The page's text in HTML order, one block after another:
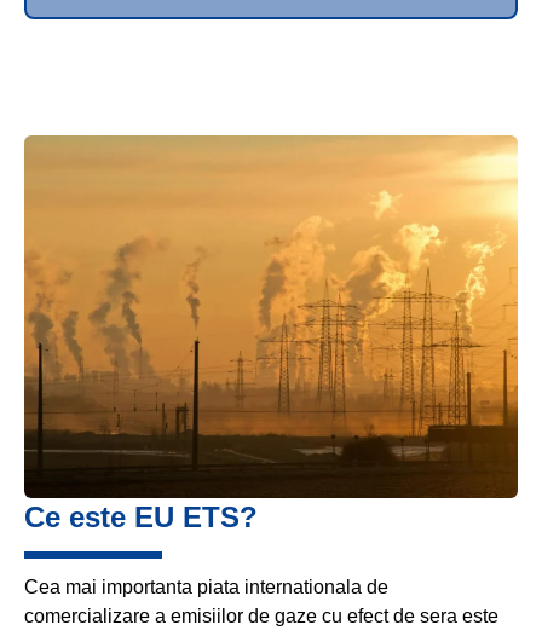
Ce este EU ETS?
Cea mai importanta piata internationala de
comercializare a emisiilor de gaze cu efect de sera este